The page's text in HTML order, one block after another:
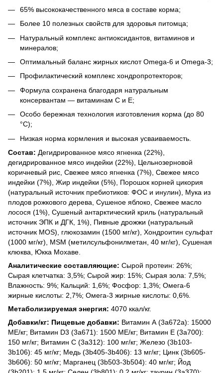
65% высококачественного мяса в составе корма;
Более 10 полезных свойств для здоровья питомца;
Натуральный комплекс антиоксидантов, витаминов и
минералов;
Оптимальный баланс жирных кислот Omega-6 и Omega-3;
Профилактический комплекс хондропротекторов;
Формула сохранена благодаря натуральным
консервантам — витаминам C и E;
Особо бережная технология изготовления корма (до 80
°С);
Низкая норма кормления и высокая усваиваемость.
Состав: Дегидрированное мясо ягненка (22%),
дегидрированное мясо индейки (22%), Цельнозерновой
коричневый рис, Свежее мясо ягненка (7%), Свежее мясо
индейки (7%), Жир индейки (5%), Порошок корней цикория
(натуральный источник пребиотиков: ФОС и инулин), Мука из
плодов рожкового дерева, Сушеное яблоко, Свежее масло
лосося (1%), Сушеный антарктический криль (натуральный
источник ЭПК и ДГК, 1%), Пивные дрожжи (натуральный
источник MOS), глюкозамин (1500 мг/кг), Хондроитин сульфат
(1000 мг/кг), MSM (метилсульфонилметан, 40 мг/кг), Сушеная
клюква, Юкка Мохаве.
Аналитические составляющие: Сырой протеин: 26%;
Сырая клетчатка: 3,5%; Сырой жир: 15%; Сырая зола: 7,5%;
Влажность: 9%; Кальций: 1,6%; Фосфор: 1,3%; Омега-6
жирные кислоты: 2,7%; Омега-3 жирные кислоты: 0,6%.
Метаболизируемая энергия: 4070 ккал/кг.
Добавки/кг: Пищевые добавки: Витамин А (3a672a): 15000
МЕ/кг; Витамин D3 (3a671): 1500 МЕ/кг; Витамин Е (3a700):
150 мг/кг; Витамин С (3a312): 100 мг/кг; Железо (3b103-
3b106): 45 мг/кг; Медь (3b405-3b406): 13 мг/кг; Цинк (3b605-
3b606): 50 мг/кг; Марганец (3b503-3b504): 40 мг/кг; Йод